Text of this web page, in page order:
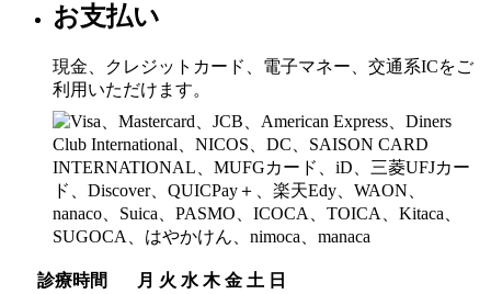
お支払い
現金、クレジットカード、電子マネー、交通系ICをご
利用いただけます。
診療時間 月 火 水 木 金 土 日